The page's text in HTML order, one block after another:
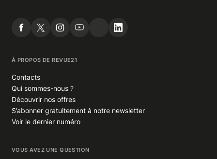
À PROPOS DE REVUE21
Contacts
Qui sommes-nous ?
Découvrir nos offres
S’abonner gratuitement à notre newsletter
Voir le dernier numéro
VOUS AVEZ UNE QUESTION